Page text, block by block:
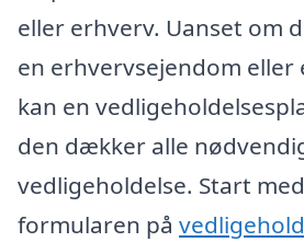
eller erhverv. Uanset om
en erhvervsejendom eller
kan en
den dækker alle
vedligeholdelse. Start
formularen på